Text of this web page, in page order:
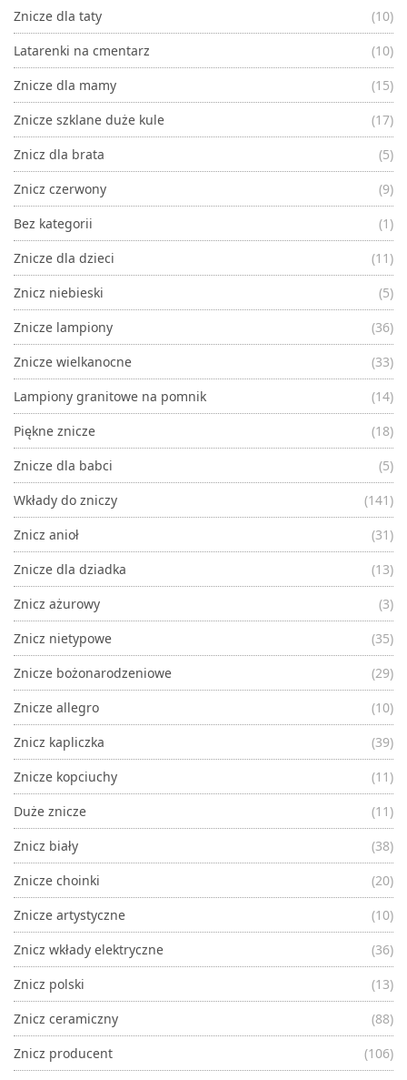
Znicze dla taty
(10)
Latarenki na cmentarz
(10)
Znicze dla mamy
(15)
Znicze szklane duże kule
(17)
Znicz dla brata
(5)
Znicz czerwony
(9)
Bez kategorii
(1)
Znicze dla dzieci
(11)
Znicz niebieski
(5)
Znicze lampiony
(36)
Znicze wielkanocne
(33)
Lampiony granitowe na pomnik
(14)
Piękne znicze
(18)
Znicze dla babci
(5)
Wkłady do zniczy
(141)
Znicz anioł
(31)
Znicze dla dziadka
(13)
Znicz ażurowy
(3)
Znicz nietypowe
(35)
Znicze bożonarodzeniowe
(29)
Znicze allegro
(10)
Znicz kapliczka
(39)
Znicze kopciuchy
(11)
Duże znicze
(11)
Znicz biały
(38)
Znicze choinki
(20)
Znicze artystyczne
(10)
Znicz wkłady elektryczne
(36)
Znicz polski
(13)
Znicz ceramiczny
(88)
Znicz producent
(106)